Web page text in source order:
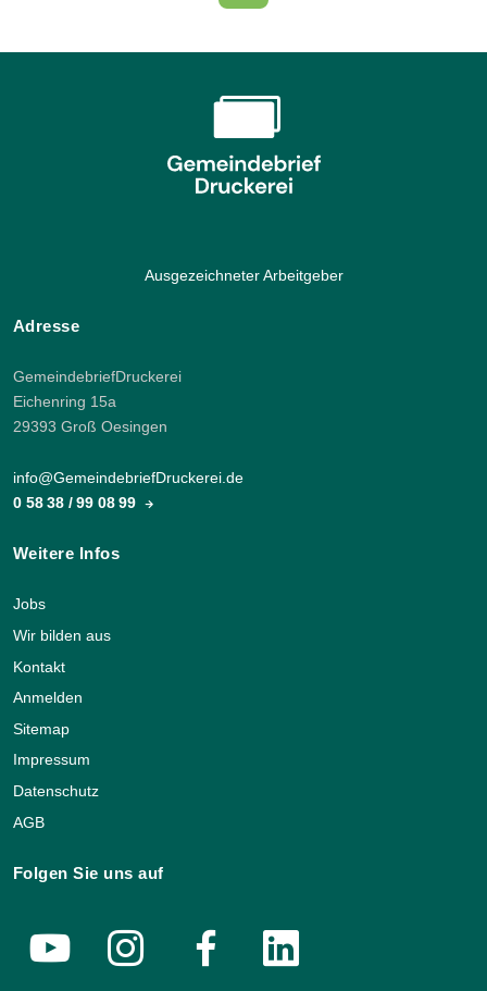
Ausgezeichneter Arbeitgeber
Adresse
GemeindebriefDruckerei
Eichenring 15a
29393 Groß Oesingen
info@GemeindebriefDruckerei.de
0 58 38 / 99 08 99
Weitere Infos
Jobs
Wir bilden aus
Kontakt
Anmelden
Sitemap
Impressum
Datenschutz
AGB
Folgen Sie uns auf